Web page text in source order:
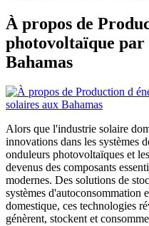
À propos de
photovoltaïque par
Bahamas
Alors que l'industrie solaire
innovations dans les systèmes
onduleurs photovoltaïques et
devenus des composants
modernes. Des solutions de
systèmes d'autoconsommation
domestique, ces technologies
génèrent, stockent et